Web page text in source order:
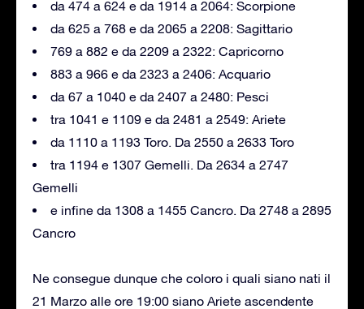
da 474 a 624 e da 1914 a 2064: Scorpione
da 625 a 768 e da 2065 a 2208: Sagittario
769 a 882 e da 2209 a 2322: Capricorno
883 a 966 e da 2323 a 2406: Acquario
da 67 a 1040 e da 2407 a 2480: Pesci
tra 1041 e 1109 e da 2481 a 2549: Ariete
da 1110 a 1193 Toro. Da 2550 a 2633 Toro
tra 1194 e 1307 Gemelli. Da 2634 a 2747
Gemelli
e infine da 1308 a 1455 Cancro. Da 2748 a 2895
Cancro
Ne consegue dunque che coloro i quali siano nati il
21 Marzo alle ore 19:00 siano Ariete ascendente